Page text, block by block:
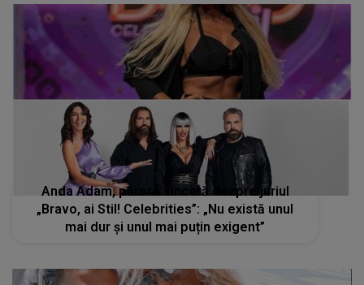
Anda Adam, părere sinceră despre juriul
„Bravo, ai Stil! Celebrities”: „Nu există unul
mai dur și unul mai puțin exigent”